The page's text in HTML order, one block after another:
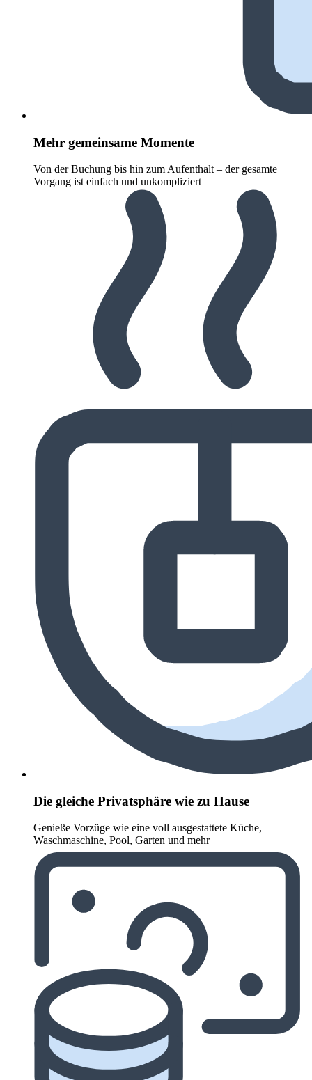
Mehr gemeinsame Momente
Von der Buchung bis hin zum Aufenthalt – der gesamte
Vorgang ist einfach und unkompliziert
Die gleiche Privatsphäre wie zu Hause
Genieße Vorzüge wie eine voll ausgestattete Küche,
Waschmaschine, Pool, Garten und mehr